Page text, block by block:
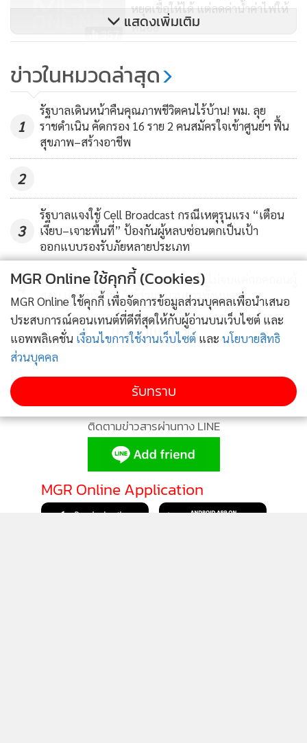
357
หยุดเชื้อให้ได้ แต่ลดค่าน้ำค่าไฟให้
หน่อย
53
ความสุข มีกำลังกาย กำลังใจ รัก
สามัคคี
แสดงเพิ่มเติม
ข่าวในหมวดล่าสุด
1
รัฐบาลเดินหน้าคืนคุณภาพชีวิตคนไร้บ้าน! พม. ลุย
ราชดำเนิน คัดกรอง 16 ราย 2 คนสมัครใจเข้าศูนย์ฯ ฟื้น
สุขภาพ–สร้างอาชีพ
2
3
รัฐบาลแจงใช้ Cell Broadcast กรณีเหตุรุนแรง “เตือน
เงียบ–เจาะพื้นที่” ป้องกันผู้หลบซ่อนตกเป็นเป้า
ออกแบบรองรับภัยหลายประเภท
4
โฆษกรัฐบาลแจง คดีทุจริตสอบ อปท.ไม่จบแค่ถอดถอนผู้
สอบ เดินหน้าสาวถึงผู้ร่วมขบวนการทั้งหมด
ข่าวอื่นในหมวด
ติดตามข่าวสารผ่านทาง LINE
MGR Online Application
MGR Online ใช้คุกกี้ (Cookies)
MGR Online ใช้คุกกี้ เพื่อจัดการข้อมูลส่วนบุคคลเพื่อนำเสนอ
ประสบการณ์คอนเทนต์ที่ดีที่สุดให้กับผู้อ่านบนเว็บไซต์ และ
แอพพลิเคชั่น เงื่อนไขการใช้งานเว็บไซต์ และ นโยบายสิทธิ
ส่วนบุคคล
รับทราบ